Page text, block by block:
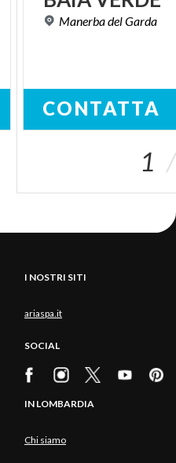
ManerbadelGarda
CONTATTA
1
I NOSTRI SITI
ariaspa.it
SOCIAL
IN LOMBARDIA
Chi siamo